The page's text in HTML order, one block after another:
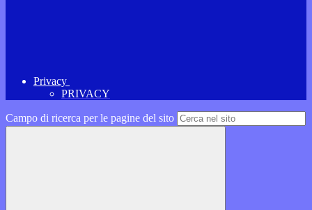
Privacy
PRIVACY
Campo di ricerca per le pagine del sito